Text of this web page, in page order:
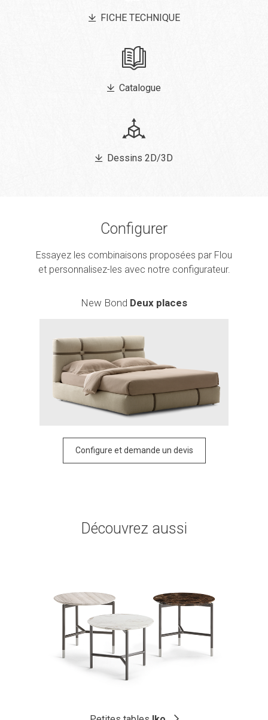
FICHE TECHNIQUE
Catalogue
Dessins 2D/3D
Configurer
Essayez les combinaisons proposées par Flou
et personnalisez-les avec notre configurateur.
New Bond Deux places
Configure et demande un devis
Découvrez aussi